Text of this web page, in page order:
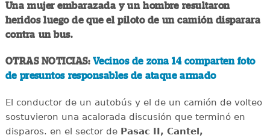
Una mujer embarazada y un hombre resultaron
heridos luego de que el piloto de un camión disparara
contra un bus.
OTRAS NOTICIAS: Vecinos de zona 14 comparten foto
de presuntos responsables de ataque armado
El conductor de un autobús y el de un camión de volteo
sostuvieron una acalorada discusión que terminó en
disparos. en el sector de Pasac II, Cantel,